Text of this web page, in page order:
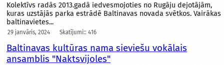
Kolektīvs radās 2013.gadā iedvesmojoties no Rugāju dejotājām,
kuras uzstājās parka estrādē Baltinavas novada svētkos. Vairākas
baltinavietes...
29 janvāris, 2024 Skatījumi:: 416
Baltinavas kultūras nama sieviešu vokālais
ansamblis "Naktsvijoles"